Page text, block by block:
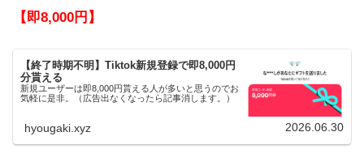
【即8,000円】
【終了時期不明】Tiktok新規登録で即8,000円
分貰える
新規ユーザーは即8,000円貰える人が多いと思うのでお
気軽に是非。（広告出なくなったら記事消します。）
hyougaki.xyz 2026.06.30